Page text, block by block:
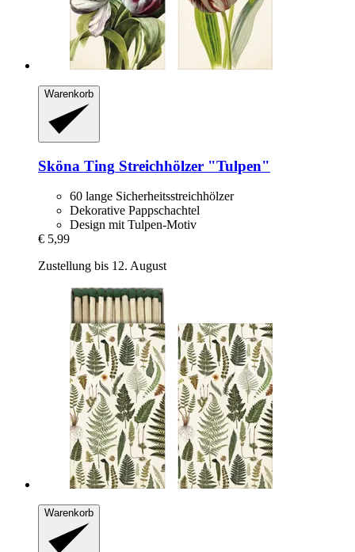
Warenkorb
Sköna Ting Streichhölzer "Tulpen"
60 lange Sicherheitsstreichhölzer
Dekorative Pappschachtel
Design mit Tulpen-Motiv
€ 5,99
Zustellung bis 12. August
Warenkorb